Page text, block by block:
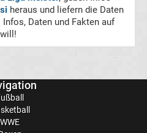
heraus und liefern die Daten
Infos, Daten und Fakten auf
WWE